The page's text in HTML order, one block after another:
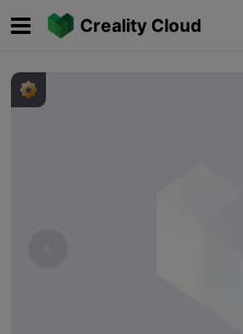
Creality Cloud